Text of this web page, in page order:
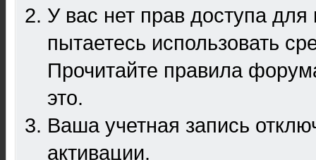
У вас нет прав доступа
пытаетесь использовать
Прочитайте правила
это.
Ваша учетная запись
активации.